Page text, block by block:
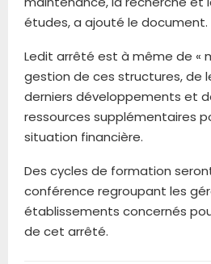
études, a ajouté le document.
Ledit arrêté est à même de «
gestion de ces structures, de
derniers développements et
ressources supplémentaires
situation financière.
Des cycles de formation
conférence regroupant les
établissements concernés
de cet arrêté.